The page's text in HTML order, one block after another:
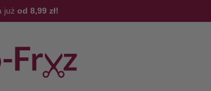
już od 8,99 zł!